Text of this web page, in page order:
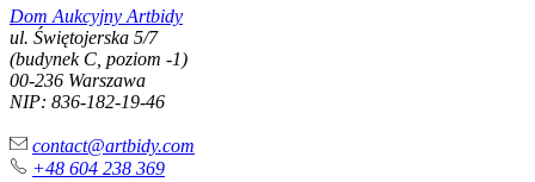
Dom Aukcyjny Artbidy
ul. Świętojerska 5/7
(budynek C, poziom -1)
00-236 Warszawa
NIP: 836-182-19-46
contact@artbidy.com
+48 604 238 369